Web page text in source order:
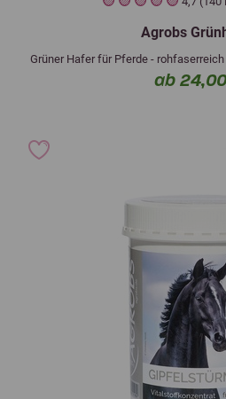
Agrobs
Grüner Hafer für Pferde -
ab